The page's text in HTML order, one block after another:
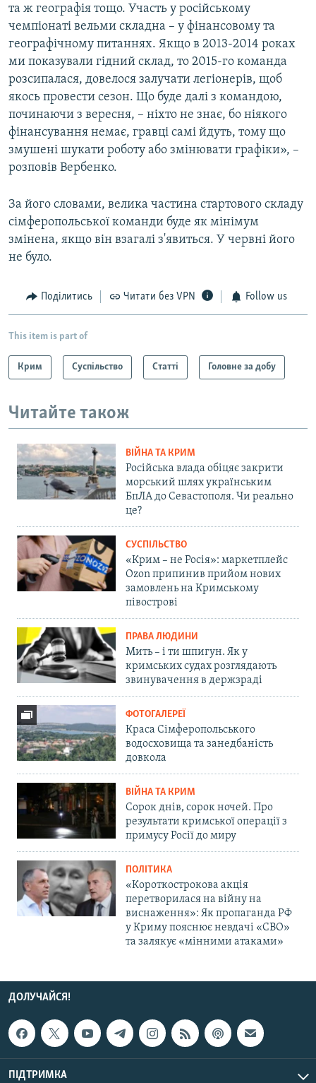
та ж географія тощо. Участь у російському
чемпіонаті вельми складна – у фінансовому та
географічному питаннях. Якщо в 2013-2014 роках
ми показували гідний склад, то 2015-го команда
розсипалася, довелося залучати легіонерів, щоб
якось провести сезон. Що буде далі з командою,
починаючи з вересня, – ніхто не знає, бо ніякого
фінансування немає, гравці самі йдуть, тому що
змушені шукати роботу або змінювати графіки», –
розповів Вербенко.
За його словами, велика частина стартового складу
сімферопольської команди буде як мінімум
змінена, якщо він взагалі з'явиться. У червні його
не було.
Поділитись Читати без VPN Follow us
This item is part of
Крим Суспільство Статті Головне за добу
Читайте також
ВІЙНА ТА КРИМ
Російська влада обіцяє закрити
морський шлях українським
БпЛА до Севастополя. Чи реально
це?
СУСПІЛЬСТВО
«Крим – не Росія»: маркетплейс
Ozon припинив прийом нових
замовлень на Кримському
півострові
ПРАВА ЛЮДИНИ
Мить – і ти шпигун. Як у
кримських судах розглядають
звинувачення в держзраді
ФОТОГАЛЕРЕЇ
Краса Сімферопольського
водосховища та занедбаність
довкола
ВІЙНА ТА КРИМ
Сорок днів, сорок ночей. Про
результати кримської операції з
примусу Росії до миру
ПОЛІТИКА
«Короткострокова акція
перетворилася на війну на
виснаження»: Як пропаганда РФ
у Криму пояснює невдачі «СВО»
та залякує «мінними атаками»
ДОЛУЧАЙСЯ!
ПІДТРИМКА